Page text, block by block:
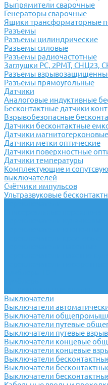
Выпрямители сварочные
Генераторы сварочные
Ящики трансформаторные
Разъемы
Разъемы цилиндрические
Разъемы силовые
Разъемы радиочастотные
Заглушки РС, 2РМТ, СНЦ23,
Разъемы
Разъемы прямоугольные
Датчики
Аналоговые индуктивные
Бесконтактные датчики
Взрывобезопасные
Датчики бесконтактные
Датчики магнитогерконовые
Датчики метки оптические
Датчики поверхностные
Датчики температуры
Комплектующие и
выключателей
Счётчики импульсов
Ультразвуковые
Выключатели
Выключатели
Выключатели
Выключатели путевые
Выключатели путевые
Выключатели концевые
Выключатели концевые
Выключатели
Выключатели
Выключатели